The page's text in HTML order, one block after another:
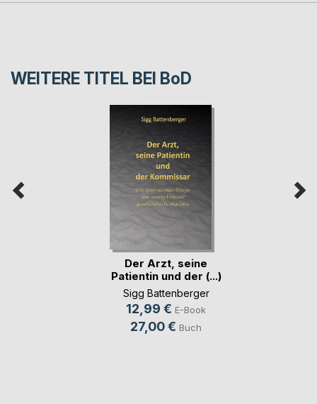
WEITERE TITEL BEI BoD
Der Arzt, seine
Patientin und der (...)
Sigg Battenberger
12,99 € E-Book
27,00 € Buch